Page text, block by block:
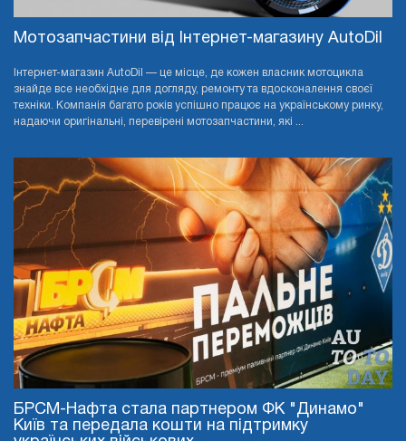
Мотозапчастини від Інтернет-магазину AutoDil
Інтернет-магазин AutoDil — це місце, де кожен власник мотоцикла
знайде все необхідне для догляду, ремонту та вдосконалення своєї
техніки. Компанія багато років успішно працює на українському ринку,
надаючи оригінальні, перевірені мотозапчастини, які ...
БРСМ-Нафта стала партнером ФК "Динамо"
Київ та передала кошти на підтримку